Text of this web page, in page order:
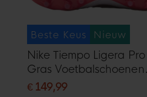
Beste Keus Nieuw
Nike Tiempo Ligera Pro
Gras Voetbalschoenen
(FG) Wit Goud Felrood
€ 149,99